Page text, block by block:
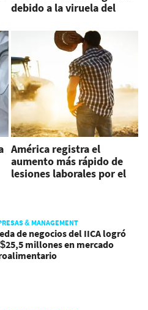
debido a la viruela del
América registra el
aumento más rápido de
lesiones laborales por el
& MANAGEMENT
de negocios del IICA logró
millones en mercado